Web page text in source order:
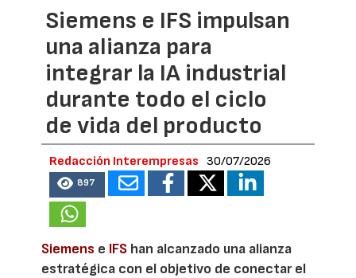
Siemens e IFS impulsan
una alianza para
integrar la IA industrial
durante todo el ciclo
de vida del producto
Redacción Interempresas 30/07/2026
897
Siemens e IFS han alcanzado una alianza
estratégica con el objetivo de conectar el